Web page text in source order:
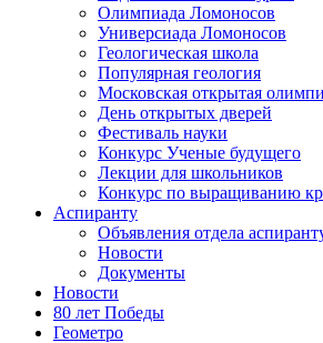
Олимпиада Ломоносов
Универсиада Ломоносов
Геологическая школа
Популярная геология
Московская открытая
День открытых дверей
Фестиваль науки
Конкурс Ученые будущего
Лекции для школьников
Конкурс по выращиванию
Аспиранту
Объявления отдела
Новости
Документы
Новости
80 лет Победы
Геометро